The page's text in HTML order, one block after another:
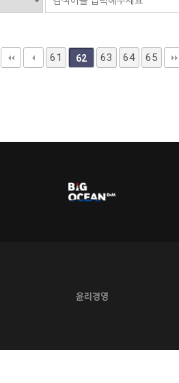
61 62 63 64 65
윤리경영